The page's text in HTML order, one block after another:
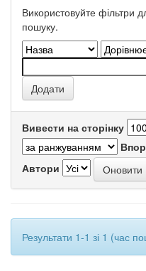
Використовуйте фільтри
пошуку.
Вивести на сторінку
Автори
Результати 1-1 зі 1 (час